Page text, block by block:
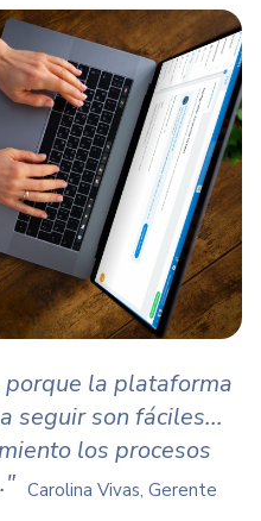
porque la plataforma
seguir son fáciles...
los procesos
Carolina Vivas, Gerente